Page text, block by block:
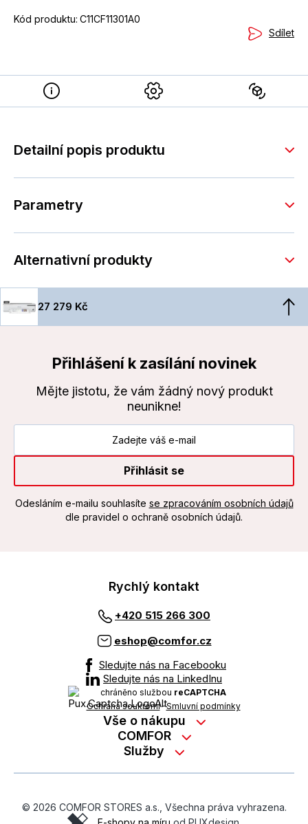
Kód produktu: C11CF11301A0
Sdílet
Detailní popis produktu
Parametry
Alternativní produkty
27 279 Kč
Přihlášení k zasílání novinek
Mějte jistotu, že vám žádný nový produkt
neunikne!
Přihlásit se
Odesláním e-mailu souhlasíte se zpracováním osobních údajů
dle pravidel o ochraně osobních údajů.
Rychlý kontakt
+420 515 266 300
eshop@comfor.cz
Sledujte nás na Facebooku
Sledujte nás na LinkedInu
chráněno službou reCAPTCHA
Ochrana soukromí-Smluvní podmínky
Vše o nákupu
Nákup na splátky
Možnosti platby
Obchodní podmínky
COMFOR
Kontakty
Kariéra
Služby
On-line podpora
© 2026 COMFOR STORES a.s., Všechna práva vyhrazena.